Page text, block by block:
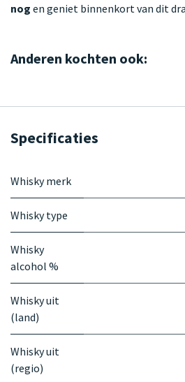
nog en geniet binnenkort van dit
Anderen kochten ook:
Specificaties
Whisky merk
Whisky type
Whisky
alcohol %
Whisky uit
(land)
Whisky uit
(regio)